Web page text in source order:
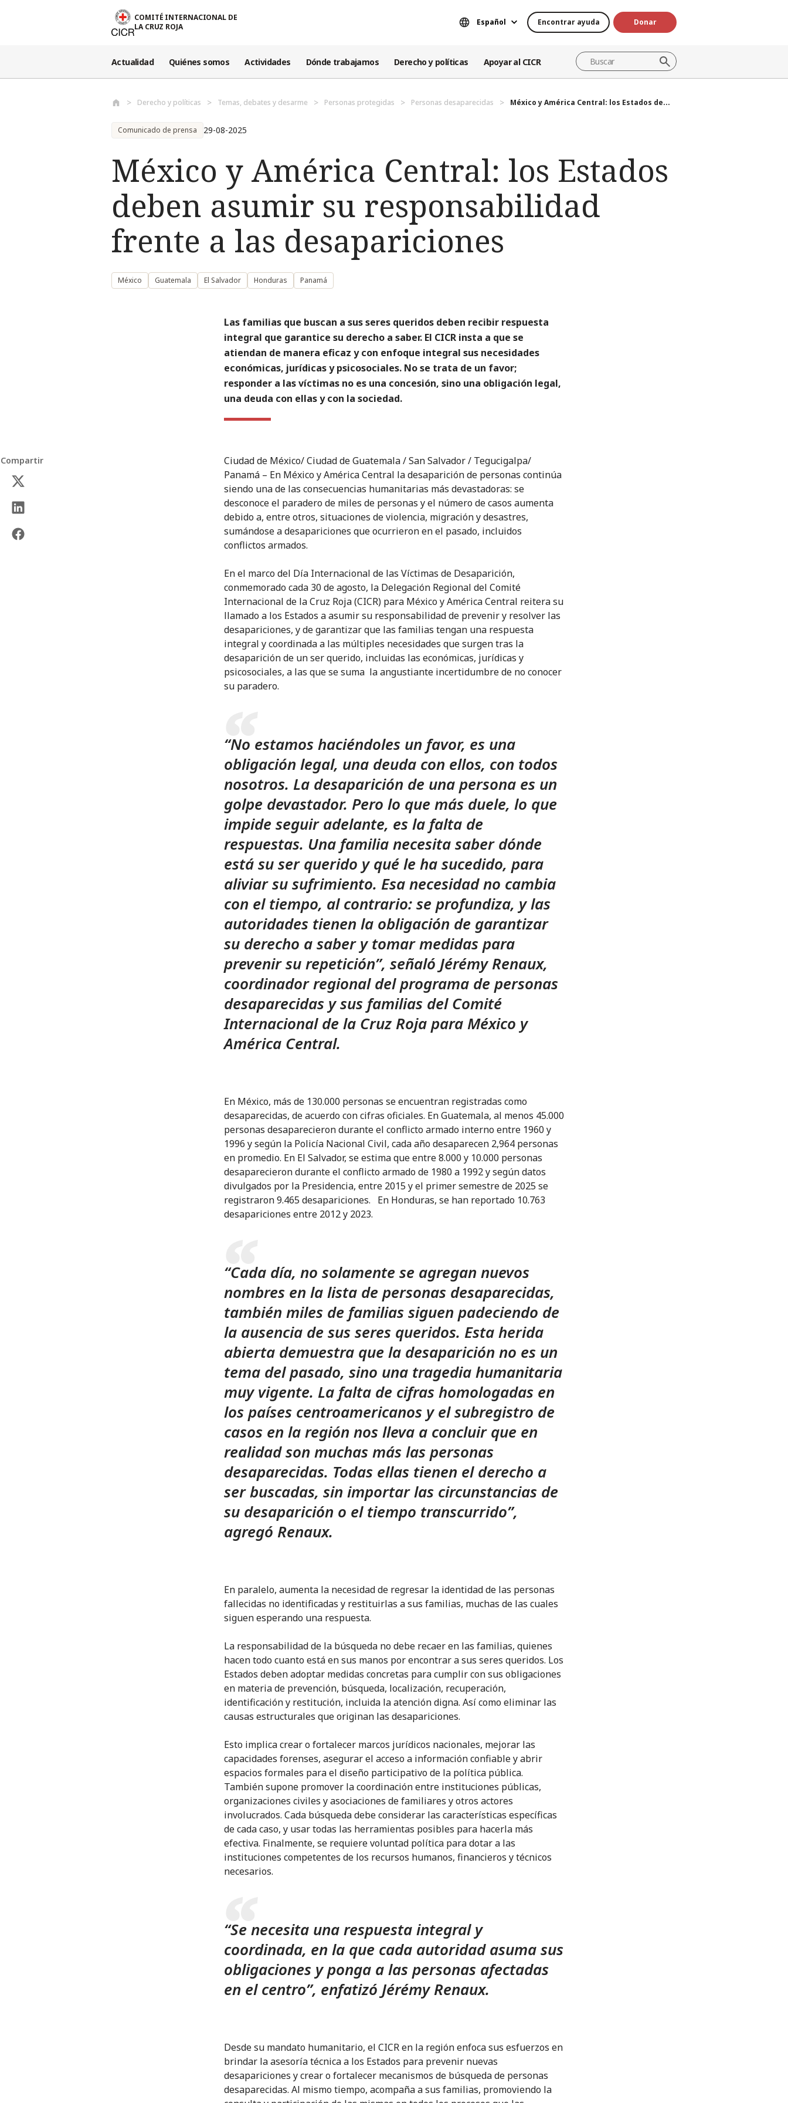
COMITÉ INTERNACIONAL DE
LA CRUZ ROJA
Español Encontrar ayuda Donar
Actualidad Quiénes somos Actividades Dónde trabajamos Derecho y políticas Apoyar al CICR
Derecho y políticas Temas, debates y desarme Personas protegidas Personas desaparecidas México y América Central: los Estados de...
Comunicado de prensa 29-08-2025
México y América Central: los Estados
deben asumir su responsabilidad
frente a las desapariciones
México Guatemala El Salvador Honduras Panamá
Las familias que buscan a sus seres queridos deben recibir respuesta
integral que garantice su derecho a saber. El CICR insta a que se
atiendan de manera eficaz y con enfoque integral sus necesidades
económicas, jurídicas y psicosociales. No se trata de un favor;
responder a las víctimas no es una concesión, sino una obligación legal,
una deuda con ellas y con la sociedad.
Compartir
Ciudad de México/ Ciudad de Guatemala / San Salvador / Tegucigalpa/
Panamá – En México y América Central la desaparición de personas continúa
siendo una de las consecuencias humanitarias más devastadoras: se
desconoce el paradero de miles de personas y el número de casos aumenta
debido a, entre otros, situaciones de violencia, migración y desastres,
sumándose a desapariciones que ocurrieron en el pasado, incluidos
conflictos armados.
En el marco del Día Internacional de las Víctimas de Desaparición,
conmemorado cada 30 de agosto, la Delegación Regional del Comité
Internacional de la Cruz Roja (CICR) para México y América Central reitera su
llamado a los Estados a asumir su responsabilidad de prevenir y resolver las
desapariciones, y de garantizar que las familias tengan una respuesta
integral y coordinada a las múltiples necesidades que surgen tras la
desaparición de un ser querido, incluidas las económicas, jurídicas y
psicosociales, a las que se suma la angustiante incertidumbre de no conocer
su paradero.
“No estamos haciéndoles un favor, es una
obligación legal, una deuda con ellos, con todos
nosotros. La desaparición de una persona es un
golpe devastador. Pero lo que más duele, lo que
impide seguir adelante, es la falta de
respuestas. Una familia necesita saber dónde
está su ser querido y qué le ha sucedido, para
aliviar su sufrimiento. Esa necesidad no cambia
con el tiempo, al contrario: se profundiza, y las
autoridades tienen la obligación de garantizar
su derecho a saber y tomar medidas para
prevenir su repetición”, señaló Jérémy Renaux,
coordinador regional del programa de personas
desaparecidas y sus familias del Comité
Internacional de la Cruz Roja para México y
América Central.
En México, más de 130.000 personas se encuentran registradas como
desaparecidas, de acuerdo con cifras oficiales. En Guatemala, al menos 45.000
personas desaparecieron durante el conflicto armado interno entre 1960 y
1996 y según la Policía Nacional Civil, cada año desaparecen 2,964 personas
en promedio. En El Salvador, se estima que entre 8.000 y 10.000 personas
desaparecieron durante el conflicto armado de 1980 a 1992 y según datos
divulgados por la Presidencia, entre 2015 y el primer semestre de 2025 se
registraron 9.465 desapariciones. En Honduras, se han reportado 10.763
desapariciones entre 2012 y 2023.
“Cada día, no solamente se agregan nuevos
nombres en la lista de personas desaparecidas,
también miles de familias siguen padeciendo de
la ausencia de sus seres queridos. Esta herida
abierta demuestra que la desaparición no es un
tema del pasado, sino una tragedia humanitaria
muy vigente. La falta de cifras homologadas en
los países centroamericanos y el subregistro de
casos en la región nos lleva a concluir que en
realidad son muchas más las personas
desaparecidas. Todas ellas tienen el derecho a
ser buscadas, sin importar las circunstancias de
su desaparición o el tiempo transcurrido”,
agregó Renaux.
En paralelo, aumenta la necesidad de regresar la identidad de las personas
fallecidas no identificadas y restituirlas a sus familias, muchas de las cuales
siguen esperando una respuesta.
La responsabilidad de la búsqueda no debe recaer en las familias, quienes
hacen todo cuanto está en sus manos por encontrar a sus seres queridos. Los
Estados deben adoptar medidas concretas para cumplir con sus obligaciones
en materia de prevención, búsqueda, localización, recuperación,
identificación y restitución, incluida la atención digna. Así como eliminar las
causas estructurales que originan las desapariciones.
Esto implica crear o fortalecer marcos jurídicos nacionales, mejorar las
capacidades forenses, asegurar el acceso a información confiable y abrir
espacios formales para el diseño participativo de la política pública.
También supone promover la coordinación entre instituciones públicas,
organizaciones civiles y asociaciones de familiares y otros actores
involucrados. Cada búsqueda debe considerar las características específicas
de cada caso, y usar todas las herramientas posibles para hacerla más
efectiva. Finalmente, se requiere voluntad política para dotar a las
instituciones competentes de los recursos humanos, financieros y técnicos
necesarios.
“Se necesita una respuesta integral y
coordinada, en la que cada autoridad asuma sus
obligaciones y ponga a las personas afectadas
en el centro”, enfatizó Jérémy Renaux.
Desde su mandato humanitario, el CICR en la región enfoca sus esfuerzos en
brindar la asesoría técnica a los Estados para prevenir nuevas
desapariciones y crear o fortalecer mecanismos de búsqueda de personas
desaparecidas. Al mismo tiempo, acompaña a sus familias, promoviendo la